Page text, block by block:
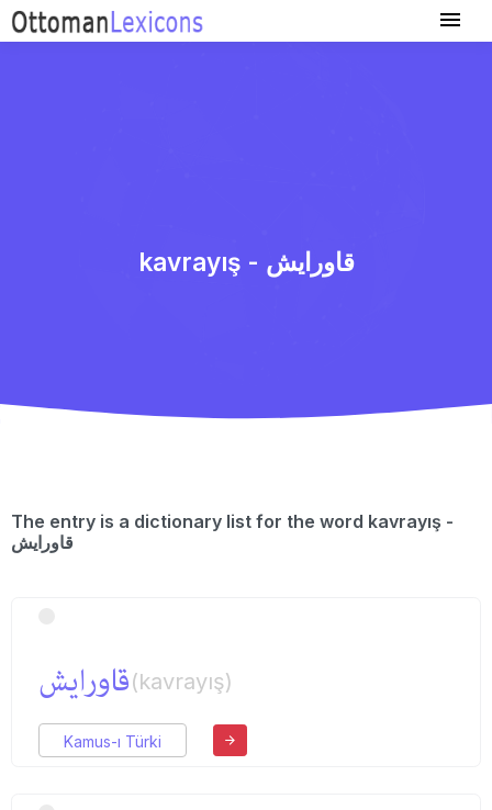
kavrayış - قاورایش
The entry is a dictionary list for the word kavrayış -
قاورایش
قاورایش(kavrayış)
Kamus-ı Türki